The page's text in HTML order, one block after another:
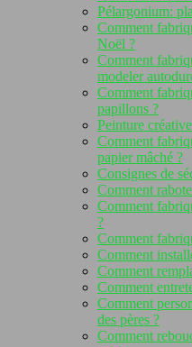
Pélargonium:
Comment
Noël ?
Comment
modeler
Comment
papillons ?
Peinture
Comment
papier mâché ?
Consignes de
Comment
Comment
?
Comment
Comment
Comment
Comment
Comment
des pères ?
Comment